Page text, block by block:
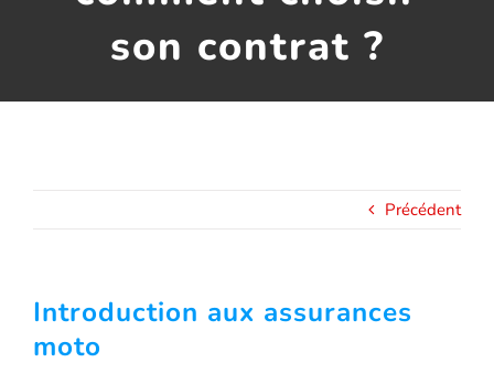
Assurance décennale
son contrat ?
Précédent
Introduction aux assurances
moto